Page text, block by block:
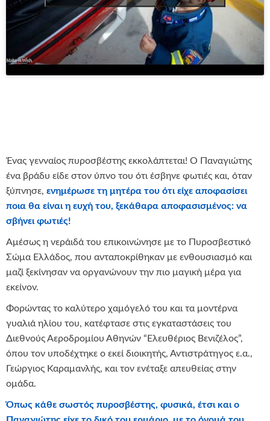
Ένας γενναίος πυροσβέστης εκκολάπτεται! Ο Παναγιώτης
ένα βράδυ είδε στον ύπνο του ότι έσβηνε φωτιές και, όταν
ξύπνησε, ενημέρωσε τη μητέρα του ότι είχε αποφασίσει
ποια θα είναι η ευχή του, ξεκάθαρα αποφασισμένος: να
σβήνει φωτιές!
Αμέσως η νεράιδά του επικοινώνησε με το Πυροσβεστικό
Σώμα Ελλάδος, που ανταποκρίθηκαν με ενθουσιασμό και
μαζί ξεκίνησαν να οργανώνουν την πιο μαγική μέρα για
εκείνον.
Φορώντας το καλύτερο χαμόγελό του και τα μοντέρνα
γυαλιά ηλίου του, κατέφτασε στις εγκαταστάσεις του
Διεθνούς Αεροδρομίου Αθηνών “Ελευθέριος Βενιζέλος”,
όπου τον υποδέχτηκε ο εκεί διοικητής, Αντιστράτηγος ε.α.,
Γεώργιος Καραμανλής, και τον ενέταξε απευθείας στην
ομάδα.
Όπως κάθε σωστός πυροσβέστης, φυσικά, έτσι και ο